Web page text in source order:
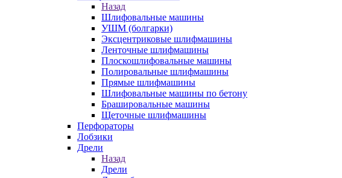
Назад
Шлифовальные машины
УШМ (болгарки)
Эксцентриковые шлифмашины
Ленточные шлифмашины
Плоскошлифовальные машины
Полировальные шлифмашины
Прямые шлифмашины
Шлифовальные машины по бетону
Брашировальные машины
Щеточные шлифмашины
Перфораторы
Лобзики
Дрели
Назад
Дрели